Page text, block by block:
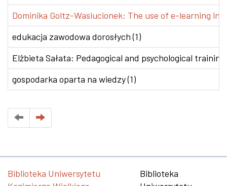
Dominika Goltz-Wasiucionek: The use of e-learning in
edukacja zawodowa dorosłych (1)
Elżbieta Sałata: Pedagogical and psychological
gospodarka oparta na wiedzy (1)
Biblioteka Uniwersytetu
Biblioteka